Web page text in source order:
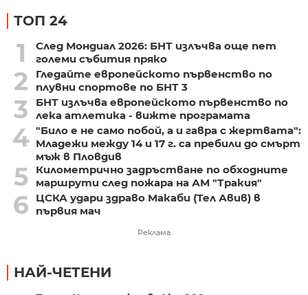
ТОП 24
1
След Мондиал 2026: БНТ излъчва още пет
големи събития пряко
2
Гледайте европейското първенство по
плувни спортове по БНТ 3
3
БНТ излъчва европейското първенство по
лека атлетика - вижте програмата
4 "Било е не само побой, а и гавра с жертвата":
Младежи между 14 и 17 г. са пребили до смърт
мъж в Пловдив
5
Километрично задръстване по обходните
маршрути след пожара на АМ "Тракия"
6
ЦСКА удари здраво Макаби (Тел Авив) в
първия мач
Реклама
НАЙ-ЧЕТЕНИ